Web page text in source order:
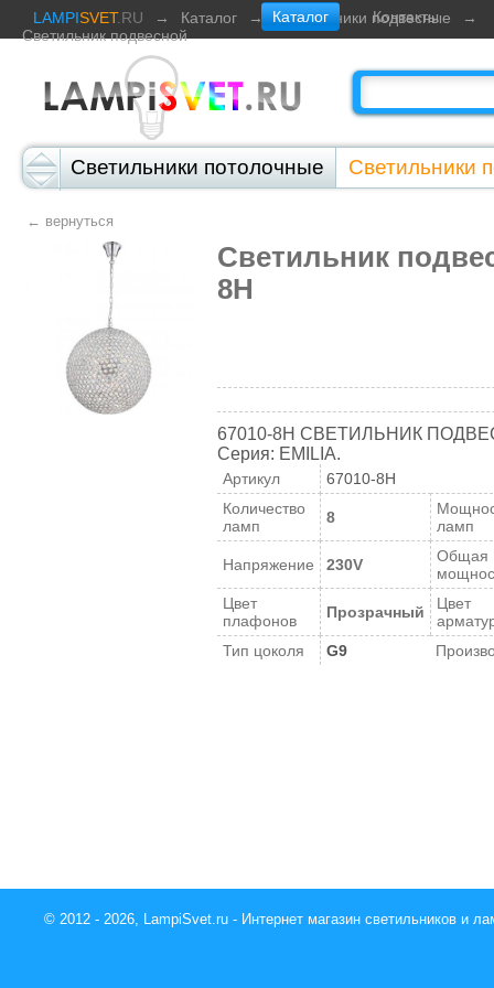
LAMPISVET.RU → Каталог → Светильники подвесные
→
Светильник подвесной
Каталог Контакты
Светильники потолочные
Светильники
Светильники настольные
Светильники
Светильники на солнечных элементах
← вернуться
Светильник
8H
67010-8H СВЕТИЛЬНИК
Серия: EMILIA.
Артикул
67010-8H
Количество
ламп
8
ламп
Напряжение 230V
Общая
Цвет
плафонов
Прозрачный
Цвет
Тип цоколя
G9
© 2012 - 2026, LampiSvet.ru - Интернет магазин светильников и